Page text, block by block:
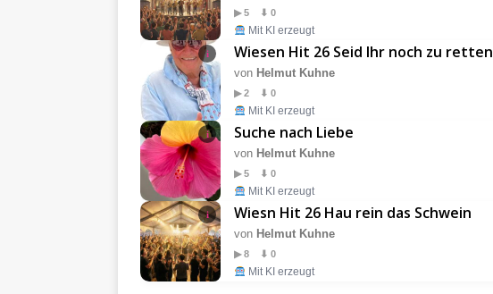
▶ 5 ⬇ 0
Mit KI erzeugt
i Wiesen Hit 26 Seid Ihr noch zu retten
von Helmut Kuhne
▶ 2 ⬇ 0
Mit KI erzeugt
i Suche nach Liebe
von Helmut Kuhne
▶ 5 ⬇ 0
Mit KI erzeugt
i Wiesn Hit 26 Hau rein das Schwein
von Helmut Kuhne
▶ 8 ⬇ 0
Mit KI erzeugt